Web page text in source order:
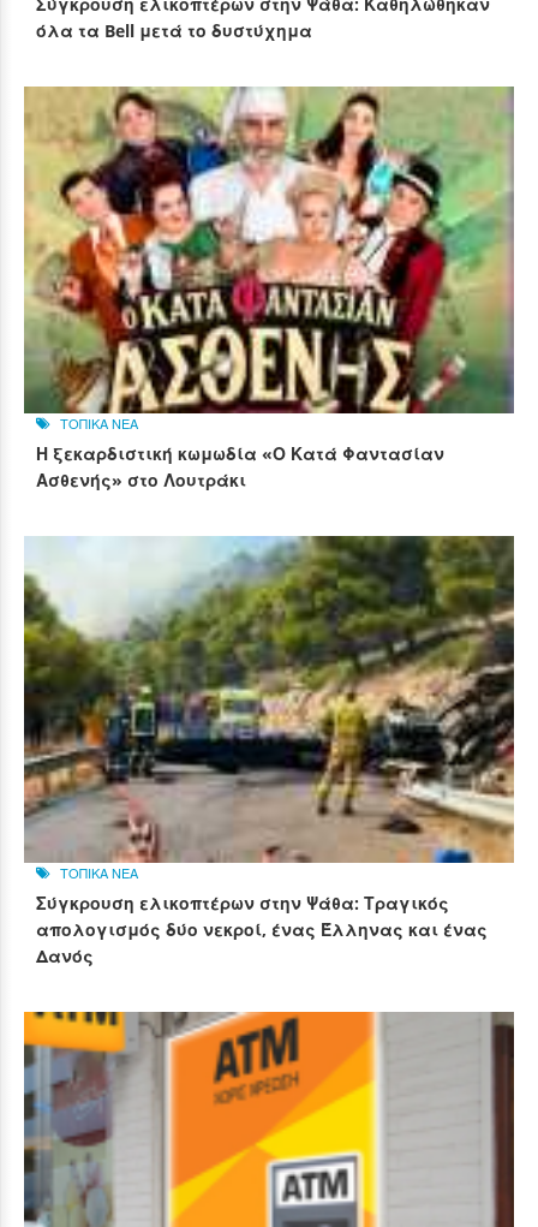
όλα τα Bell μετά το δυστύχημα
ΤΟΠΙΚΑ ΝΕΑ
Η ξεκαρδιστική κωμωδία «Ο Κατά Φαντασίαν
Ασθενής» στο Λουτράκι
ΤΟΠΙΚΑ ΝΕΑ
Σύγκρουση ελικοπτέρων στην Ψάθα: Τραγικός
απολογισμός δύο νεκροί, ένας Έλληνας και ένας
Δανός